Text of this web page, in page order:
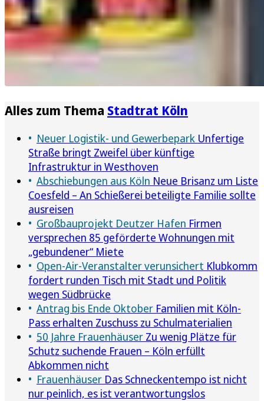
Alles zum Thema Stadtrat Köln
Neuer Logistik- und Gewerbepark Unfertige
Straße bringt Zweifel über künftige
Infrastruktur in Westhoven
Abschiebungen aus Köln Neue Brisanz um Liste
Coesfeld – An Schießerei beteiligte Familie sollte
ausreisen
Großbauprojekt Deutzer Hafen Firmen
versprechen 85 geförderte Wohnungen mit
„gebundener“ Miete
Open-Air-Veranstalter verunsichert Klubkomm
fordert runden Tisch mit Stadt und Politik
wegen Südbrücke
Antrag bis Ende Oktober Familien mit Köln-
Pass erhalten Zuschuss zu Schulmaterialien
50 Jahre Frauenhäuser Zu wenig Plätze für
Schutz suchende Frauen – Köln erfüllt
Abkommen nicht
Frauenhäuser Das Schneckentempo ist nicht
nur peinlich, es ist verantwortungslos